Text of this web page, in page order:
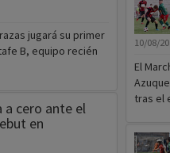
jugará su primer
B, equipo recién
a cero ante el
en
10/08/
El
tras el